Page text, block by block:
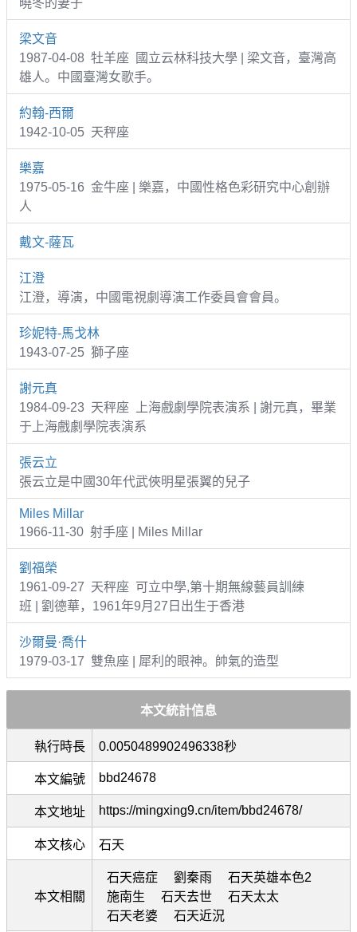
梁文音
1987-04-08 牡羊座 國立云林科技大學 | 梁文音，臺灣高
雄人。中國臺灣女歌手。
約翰-西爾
1942-10-05 天秤座
樂嘉
1975-05-16 金牛座 | 樂嘉，中國性格色彩研究中心創辦
人
戴文-薩瓦
江澄
江澄，導演，中國電視劇導演工作委員會會員。
珍妮特-馬戈林
1943-07-25 獅子座
謝元真
1984-09-23 天秤座 上海戲劇學院表演系 | 謝元真，畢業
于上海戲劇學院表演系
張云立
張云立是中國30年代武俠明星張翼的兒子
Miles Millar
1966-11-30 射手座 | Miles Millar
劉福榮
1961-09-27 天秤座 可立中學,第十期無線藝員訓練
班 | 劉德華，1961年9月27日出生于香港
沙爾曼·喬什
1979-03-17 雙魚座 | 犀利的眼神。帥氣的造型
本文統計信息
執行時長 0.0050489902496338秒
本文編號 bbd24678
本文地址 https://mingxing9.cn/item/bbd24678/
本文核心 石天
本文相關
石天癌症 劉秦雨
石天英雄本色2
施南生
石天去世
石天太太
石天老婆
石天近況